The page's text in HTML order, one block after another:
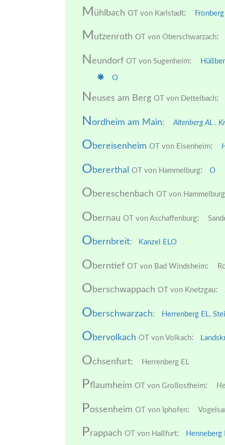
M ühlbach OT von Karlstadt:
M utzenroth OT von Oberschwarzach:
N eundorf OT von Sugenheim:
O
N euses am Berg OT von Dettelbach:
N ordheim am Main: Altenberg AL ,
Obereisenheim OT von Eisenheim:
O bererthal OT von Hammelburg: O
Obereschenbach OT von Hammelburg
O bernau OT von Aschaffenburg:
Obernbreit: Kanzel ELO
O berntief OT von Bad Windsheim:
Oberschwappach OT von Knetzgau:
O berschwarzach: Herrenberg EL,
Obervolkach OT von Volkach:
Ochsenfurt: Herrenberg EL
Pflaumheim OT von Großostheim:
Possenheim OT von Iphofen:
Prappach OT von Haßfurt: Henneberg